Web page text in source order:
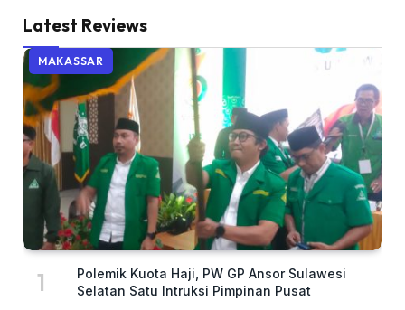
Latest Reviews
MAKASSAR
Polemik Kuota Haji, PW GP Ansor Sulawesi
Selatan Satu Intruksi Pimpinan Pusat